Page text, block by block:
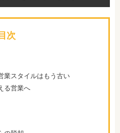
目次
業スタイルはもう古い
る営業へ